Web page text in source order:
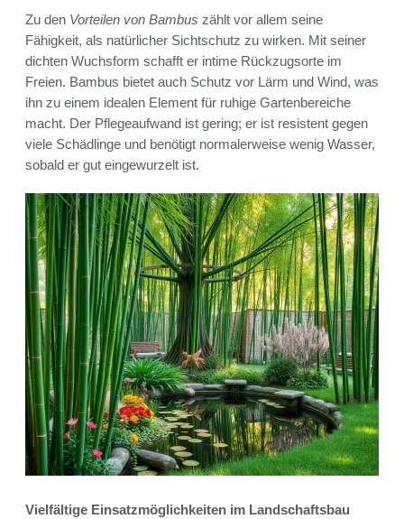
Zu den Vorteilen von Bambus zählt vor allem seine
Fähigkeit, als natürlicher Sichtschutz zu wirken. Mit seiner
dichten Wuchsform schafft er intime Rückzugsorte im
Freien. Bambus bietet auch Schutz vor Lärm und Wind, was
ihn zu einem idealen Element für ruhige Gartenbereiche
macht. Der Pflegeaufwand ist gering; er ist resistent gegen
viele Schädlinge und benötigt normalerweise wenig Wasser,
sobald er gut eingewurzelt ist.
Vielfältige Einsatzmöglichkeiten im Landschaftsbau